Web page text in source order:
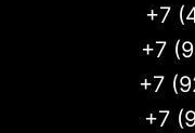
+7
+7
+7
+7